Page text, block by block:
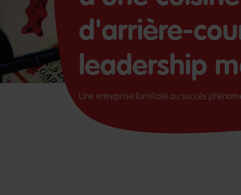
d'arrière-
leadership
Une entreprise familiale au succès